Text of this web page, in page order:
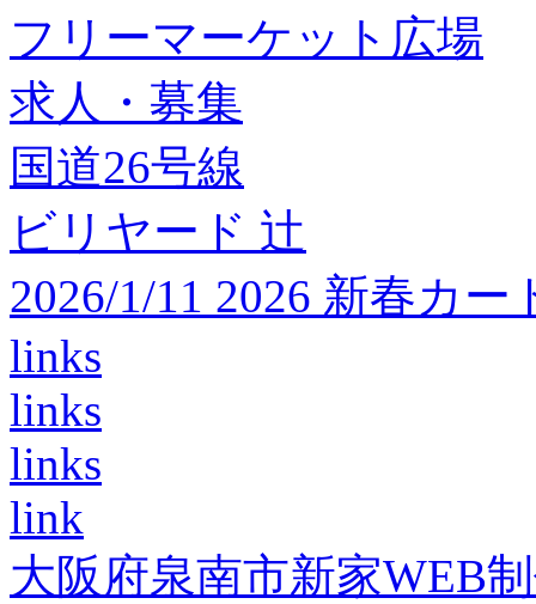
フリーマーケット広場
求人・募集
国道26号線
ビリヤード 辻
2026/1/11 2026 新春カ
links
links
links
link
大阪府泉南市新家WEB